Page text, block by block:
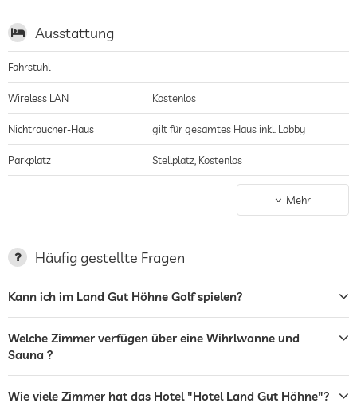
Ausstattung
Fahrstuhl
Wireless LAN Kostenlos
Nichtraucher-Haus gilt für gesamtes Haus inkl. Lobby
Parkplatz Stellplatz, Kostenlos
Garten/Außenbereich
Bar
Café
Restaurant
Mehr
Häufig gestellte Fragen
Kann ich im Land Gut Höhne Golf spielen?
Welche Zimmer verfügen über eine Wihrlwanne und
Sauna ?
Wie viele Zimmer hat das Hotel "Hotel Land Gut Höhne"?